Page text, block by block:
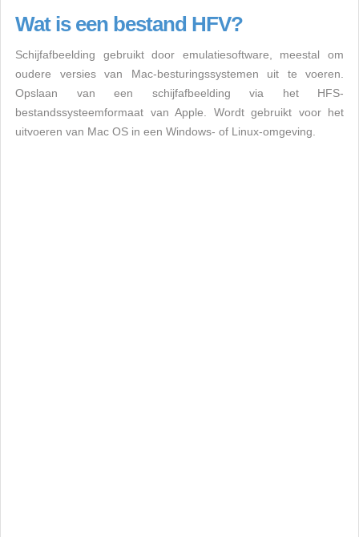
Wat is een bestand HFV?
Schijfafbeelding gebruikt door emulatiesoftware, meestal om
oudere versies van Mac-besturingssystemen uit te voeren.
Opslaan van een schijfafbeelding via het HFS-
bestandssysteemformaat van Apple. Wordt gebruikt voor het
uitvoeren van Mac OS in een Windows- of Linux-omgeving.